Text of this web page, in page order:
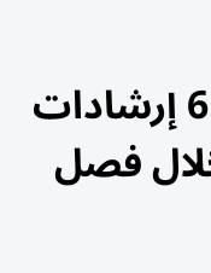
وزارة الداخلية تحدّد 6 إرشادات
فصل